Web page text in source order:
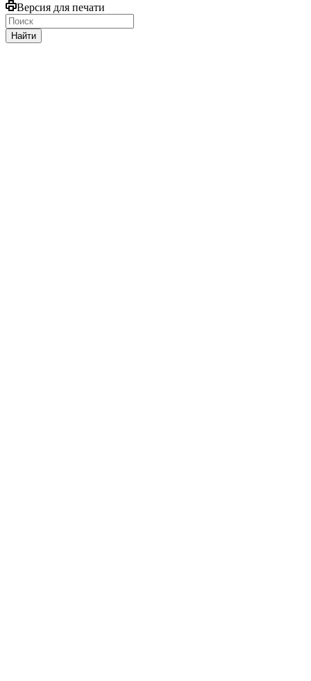
Версия для печати
Найти